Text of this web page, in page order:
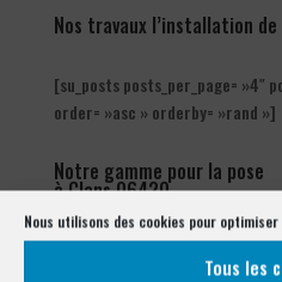
Nous utilisons des cookies pour
Tous les
Nos travaux l’installation
[su_posts posts_per_page= »4″
order= »asc » orderby= »rand »]
Notre gamme pour la pose
à Clans 06420